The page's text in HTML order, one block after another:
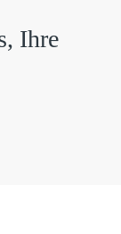
Ihre